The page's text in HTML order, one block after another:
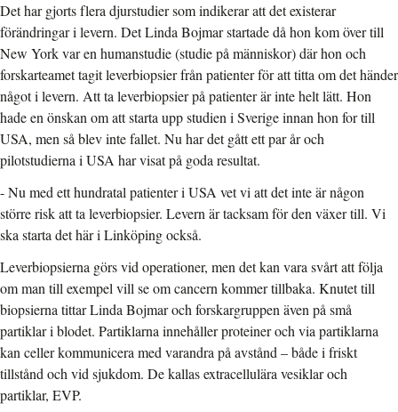
Det har gjorts flera djurstudier som indikerar att det existerar
förändringar i levern. Det Linda Bojmar startade då hon kom över till
New York var en humanstudie (studie på människor) där hon och
forskarteamet tagit leverbiopsier från patienter för att titta om det händer
något i levern. Att ta leverbiopsier på patienter är inte helt lätt. Hon
hade en önskan om att starta upp studien i Sverige innan hon for till
USA, men så blev inte fallet. Nu har det gått ett par år och
pilotstudierna i USA har visat på goda resultat.
- Nu med ett hundratal patienter i USA vet vi att det inte är någon
större risk att ta leverbiopsier. Levern är tacksam för den växer till. Vi
ska starta det här i Linköping också.
Leverbiopsierna görs vid operationer, men det kan vara svårt att följa
om man till exempel vill se om cancern kommer tillbaka. Knutet till
biopsierna tittar Linda Bojmar och forskargruppen även på små
partiklar i blodet. Partiklarna innehåller proteiner och via partiklarna
kan celler kommunicera med varandra på avstånd – både i friskt
tillstånd och vid sjukdom. De kallas extracellulära vesiklar och
partiklar, EVP.